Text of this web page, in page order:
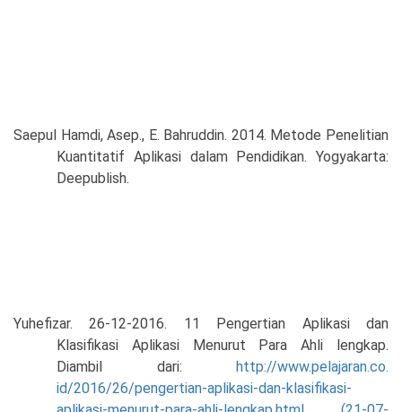
Saepul Hamdi, Asep., E. Bahruddin. 2014. Metode Penelitian
Kuantitatif Aplikasi dalam Pendidikan. Yogyakarta:
Deepublish.
Yuhefizar. 26-12-2016. 11 Pengertian Aplikasi dan
Klasifikasi Aplikasi Menurut Para Ahli lengkap.
Diambil dari: http://www.pelajaran.co.
id/2016/26/pengertian-aplikasi-dan-klasifikasi-